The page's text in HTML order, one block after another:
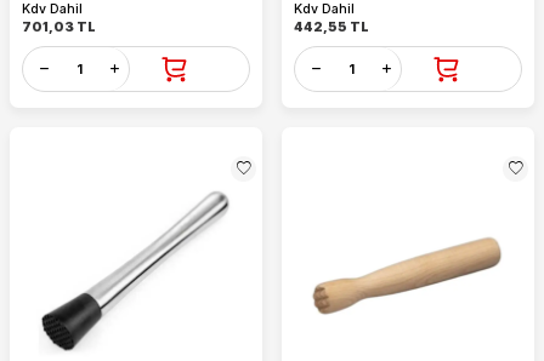
Kdv Dahil
701,03 TL
Kdv Dahil
442,55 TL